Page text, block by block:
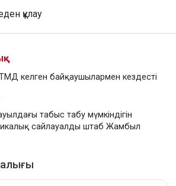
құлау
келген байқаушылармен кездесті
табыс табу мүмкіндігін
сайлауалды штаб Жамбыл